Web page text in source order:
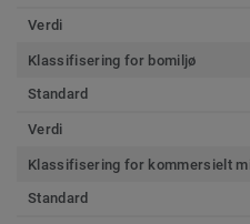
Verdi
Klassifisering for bomiljø
Standard
Verdi
Klassifisering for kommersielt
Standard